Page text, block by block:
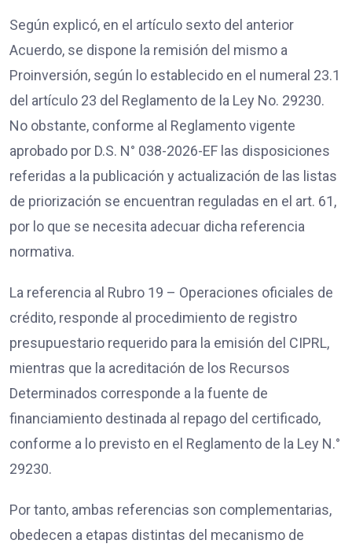
Según explicó, en el artículo sexto del anterior
Acuerdo, se dispone la remisión del mismo a
Proinversión, según lo establecido en el numeral 23.1
del artículo 23 del Reglamento de la Ley No. 29230.
No obstante, conforme al Reglamento vigente
aprobado por D.S. N° 038-2026-EF las disposiciones
referidas a la publicación y actualización de las listas
de priorización se encuentran reguladas en el art. 61,
por lo que se necesita adecuar dicha referencia
normativa.
La referencia al Rubro 19 – Operaciones oficiales de
crédito, responde al procedimiento de registro
presupuestario requerido para la emisión del CIPRL,
mientras que la acreditación de los Recursos
Determinados corresponde a la fuente de
financiamiento destinada al repago del certificado,
conforme a lo previsto en el Reglamento de la Ley N.°
29230.
Por tanto, ambas referencias son complementarias,
obedecen a etapas distintas del mecanismo de